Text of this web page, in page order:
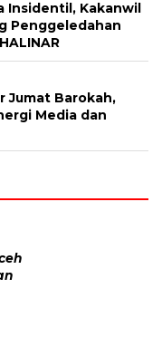
Insidentil, Kakanwil
Penggeledahan
Jumat Barokah,
Media dan